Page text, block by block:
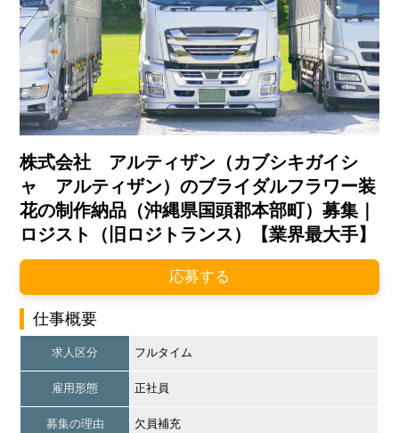
株式会社 アルティザン（カブシキガイシ
ャ アルティザン）のブライダルフラワー装
花の制作納品（沖縄県国頭郡本部町）募集｜
ロジスト（旧ロジトランス）【業界最大手】
応募する
仕事概要
求人区分 フルタイム
雇用形態 正社員
募集の理由 欠員補充